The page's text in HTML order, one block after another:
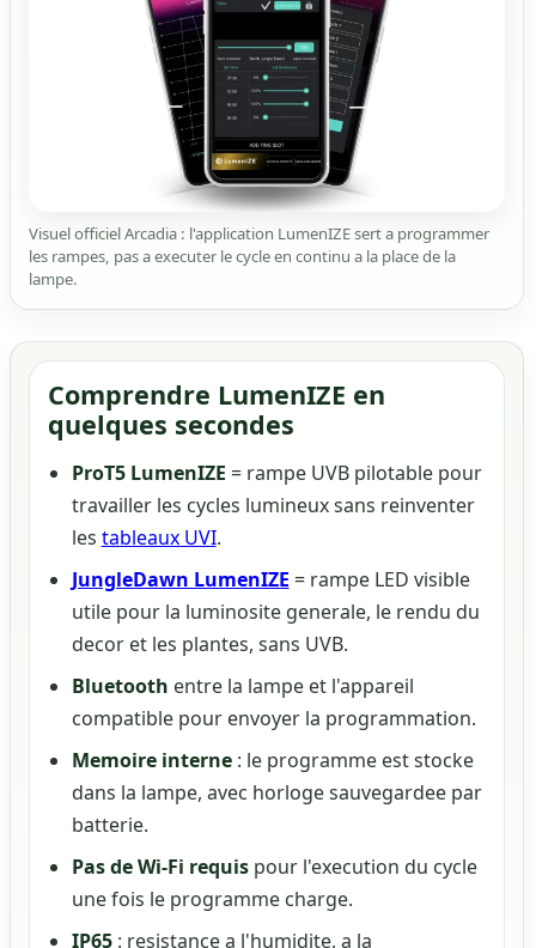
Visuel officiel Arcadia : l'application LumenIZE sert a programmer
les rampes, pas a executer le cycle en continu a la place de la
lampe.
Comprendre LumenIZE en
quelques secondes
ProT5 LumenIZE = rampe UVB pilotable pour
travailler les cycles lumineux sans reinventer
les tableaux UVI.
JungleDawn LumenIZE = rampe LED visible
utile pour la luminosite generale, le rendu du
decor et les plantes, sans UVB.
Bluetooth entre la lampe et l'appareil
compatible pour envoyer la programmation.
Memoire interne: le programme est stocke
dans la lampe, avec horloge sauvegardee par
batterie.
Pas de Wi-Fi requispour l'execution du cycle
une fois le programme charge.
IP65: resistance a l'humidite, a la